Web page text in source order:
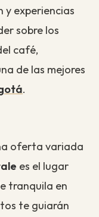
y experiencias
sobre los
café,
de las mejores
.
oferta variada
es el lugar
tranquila en
te guiarán